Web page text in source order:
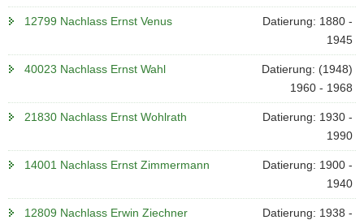
12799 Nachlass Ernst Venus
Datierung: 1880 -
1945
40023 Nachlass Ernst Wahl
Datierung: (1948)
1960 - 1968
21830 Nachlass Ernst Wohlrath
Datierung: 1930 -
1990
14001 Nachlass Ernst Zimmermann
Datierung: 1900 -
1940
12809 Nachlass Erwin Ziechner
Datierung: 1938 -